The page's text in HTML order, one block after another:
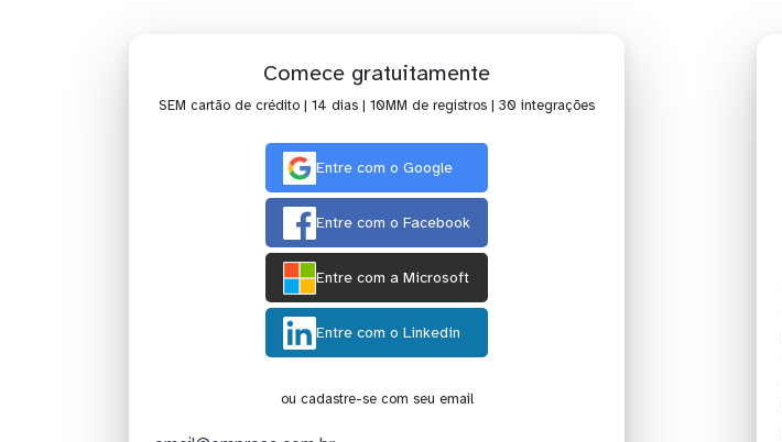
Comece gratuitamente
SEM cartão de crédito | 14 dias | 10MM de registros | 30 integrações
Entre com o Google
Entre com o Facebook
Entre com a Microsoft
Entre com o Linkedin
ou cadastre-se com seu email